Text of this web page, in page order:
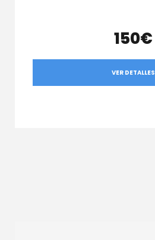
150€
VER DETALLES